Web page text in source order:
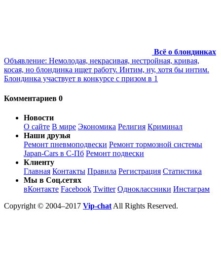
Всё о блондинках
Объявление: Немолодая, некрасивая, нестройная, кривая,
косая, но блондинка ищет работу. Интим, ну, хотя бы интим.
Блондинка участвует в конкурсе с призом в 1
Комментариев 0
Новости
О сайте В мире Экономика Религия Криминал
Наши друзья
Ремонт пневмоподвески Ремонт тормозной системы
Japan-Cars в С-Пб Ремонт подвески
Клиенту
Главная Контакты Правила Регистрация Статистика
Мы в Соц.сетях
вКонтакте Facebook Twitter Одноклассники Инстаграм
Copyright © 2004–2017 Vip-chat All Rights Reserved.